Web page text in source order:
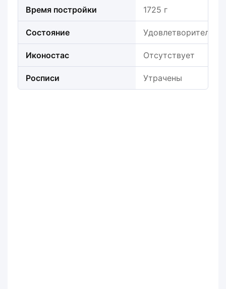
Время постройки 1725 г
Состояние
Иконостас Отсутствует
Росписи Утрачены